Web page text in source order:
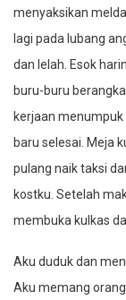
menyaksikan
lagi pada lubang
dan lelah. Esok
buru-buru
kerjaan
baru selesai. Meja
pulang naik taksi
kostku. Setelah
membuka kulkas
Aku duduk dan
Aku memang